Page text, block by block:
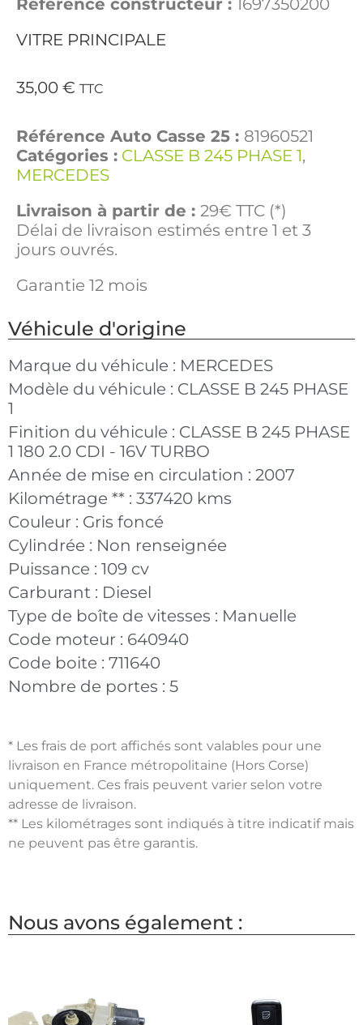
Référence constructeur : 1697350200
VITRE PRINCIPALE
35,00 € TTC
Référence Auto Casse 25 : 81960521
Catégories : CLASSE B 245 PHASE 1,
MERCEDES
Livraison à partir de : 29€ TTC (*)
Délai de livraison estimés entre 1 et 3
jours ouvrés.
Garantie 12 mois
Véhicule d'origine
Marque du véhicule : MERCEDES
Modèle du véhicule : CLASSE B 245 PHASE
1
Finition du véhicule : CLASSE B 245 PHASE
1 180 2.0 CDI - 16V TURBO
Année de mise en circulation : 2007
Kilométrage ** : 337420 kms
Couleur : Gris foncé
Cylindrée : Non renseignée
Puissance : 109 cv
Carburant : Diesel
Type de boîte de vitesses : Manuelle
Code moteur : 640940
Code boite : 711640
Nombre de portes : 5
* Les frais de port affichés sont valables pour une
livraison en France métropolitaine (Hors Corse)
uniquement. Ces frais peuvent varier selon votre
adresse de livraison.
** Les kilométrages sont indiqués à titre indicatif mais
ne peuvent pas être garantis.
Nous avons également :